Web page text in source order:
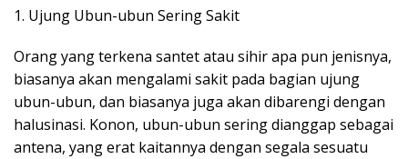
1. Ujung Ubun-ubun Sering Sakit
Orang yang terkena santet atau sihir apa pun jenisnya,
biasanya akan mengalami sakit pada bagian ujung
ubun-ubun, dan biasanya juga akan dibarengi dengan
halusinasi. Konon, ubun-ubun sering dianggap sebagai
antena, yang erat kaitannya dengan segala sesuatu